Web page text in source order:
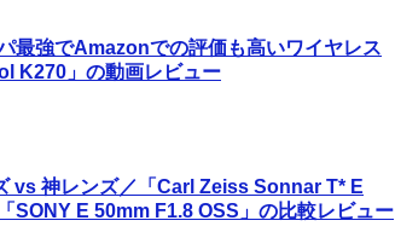
最強でAmazonでの評価も高いワイヤレス
K270」の動画レビュー
vs 神レンズ／「Carl Zeiss Sonnar T* E
SONY E 50mm F1.8 OSS」の比較レビュー